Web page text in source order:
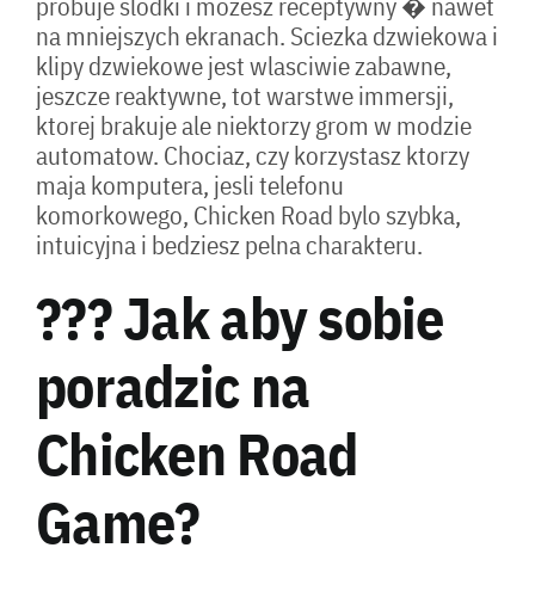
na mniejszych ekranach. Sciezka dzwiekowa i
klipy dzwiekowe jest wlasciwie zabawne,
jeszcze reaktywne, tot warstwe immersji,
ktorej brakuje ale niektorzy grom w modzie
automatow. Chociaz, czy korzystasz ktorzy
maja komputera, jesli telefonu
komorkowego, Chicken Road bylo szybka,
intuicyjna i bedziesz pelna charakteru.
??? Jak aby sobie
poradzic na
Chicken Road
Game?